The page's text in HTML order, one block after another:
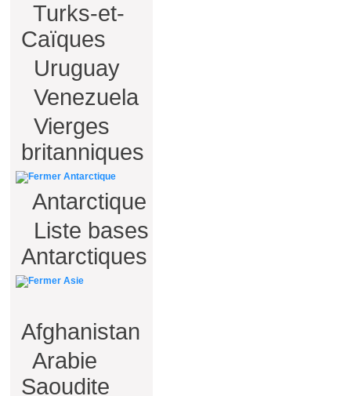
Turks-et-
Caïques
Uruguay
Venezuela
Vierges
britanniques
Antarctique
Antarctique
Liste bases
Antarctiques
Asie
Afghanistan
Arabie
Saoudite